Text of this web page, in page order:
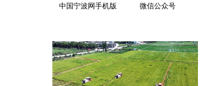
中国宁波网手机版 微信公众号